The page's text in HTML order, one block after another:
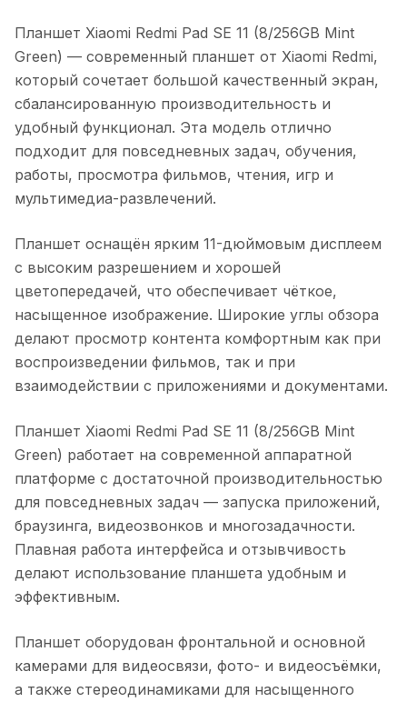
Планшет Xiaomi Redmi Pad SE 11 (8/256GB Mint
Green) — современный планшет от Xiaomi Redmi,
который сочетает большой качественный экран,
сбалансированную производительность и
удобный функционал. Эта модель отлично
подходит для повседневных задач, обучения,
работы, просмотра фильмов, чтения, игр и
мультимедиа-развлечений.
Планшет оснащён ярким 11-дюймовым дисплеем
с высоким разрешением и хорошей
цветопередачей, что обеспечивает чёткое,
насыщенное изображение. Широкие углы обзора
делают просмотр контента комфортным как при
воспроизведении фильмов, так и при
взаимодействии с приложениями и документами.
Планшет Xiaomi Redmi Pad SE 11 (8/256GB Mint
Green) работает на современной аппаратной
платформе с достаточной производительностью
для повседневных задач — запуска приложений,
браузинга, видеозвонков и многозадачности.
Плавная работа интерфейса и отзывчивость
делают использование планшета удобным и
эффективным.
Планшет оборудован фронтальной и основной
камерами для видеосвязи, фото- и видеосъёмки,
а также стереодинамиками для насыщенного